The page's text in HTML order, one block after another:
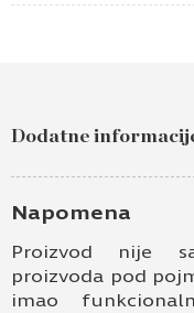
Dodatne
Napomena
Proizvod nije
proizvoda pod
imao